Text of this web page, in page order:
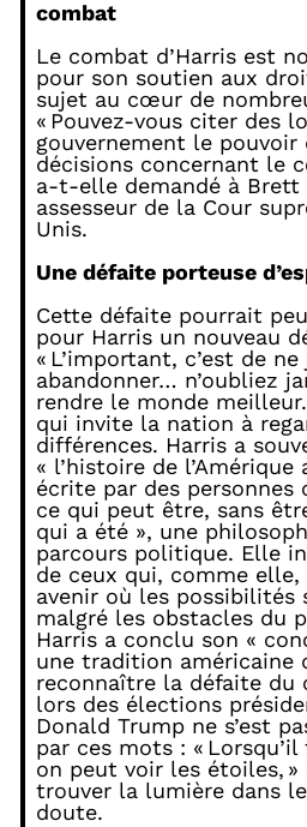
combat
Le combat d’Harris est
pour son soutien aux
sujet au cœur de
« Pouvez-vous citer des
gouvernement le pouvoir
décisions concernant le
a-t-elle demandé à Brett
assesseur de la Cour
Unis.
Une défaite porteuse
Cette défaite pourrait
pour Harris un nouveau
« L’important, c’est de
abandonner… n’oubliez
rendre le monde
qui invite la nation à
différences. Harris a
« l’histoire de
écrite par des personnes
ce qui peut être, sans
qui a été », une
parcours politique. Elle
de ceux qui, comme
avenir où les possibilités
malgré les obstacles du
Harris a conclu son «
une tradition américaine
reconnaître la défaite du
lors des élections
Donald Trump ne s’est
par ces mots : «
on peut voir les étoiles,
trouver la lumière dans
doute.